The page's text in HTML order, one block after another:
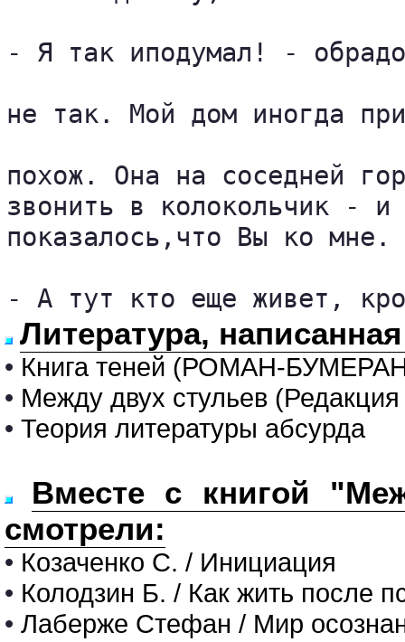
- Я так иподумал! -
не так. Мой дом иногда
похож. Она на соседней
звонить в колокольчик -
показалось,что Вы ко мне.
- А тут кто еще живет,
Литература,
• Книга теней (РОМАН-
• Между двух стульев (Редакция
• Теория литературы абсурда
Вместе с книгой
смотрели:
• Козаченко С. / Инициация
• Колодзин Б. / Как жить после
• Лаберже Стефан / Мир